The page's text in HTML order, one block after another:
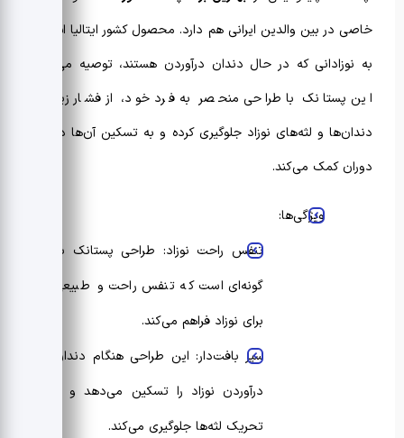
خاصی در بین والدین ایرانی هم دارد. محصول کشور ایتالیا است و
به نوزادانی که در حال دندان درآوردن هستند، توصیه می‌شود.
این پستانک با طراحی منحصر به فرد خود، از فشار زیاد بر
دندان‌ها و لثه‌های نوزاد جلوگیری کرده و به تسکین آن‌ها در این
دوران کمک می‌کند.
ویژگی‌ها:
تنفس راحت نوزاد: طراحی پستانک به
گونه‌ای است که تنفس راحت و طبیعی
برای نوزاد فراهم می‌کند.
سپر بافت‌دار: این طراحی هنگام دندان
درآوردن نوزاد را تسکین می‌دهد و از
تحریک لثه‌ها جلوگیری می‌کند.